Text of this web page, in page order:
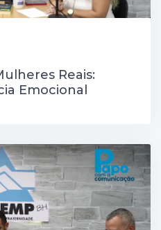
Reais:
Emocional